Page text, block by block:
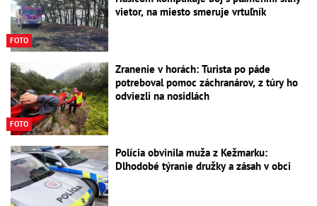
FOTO
vietor, na miesto smeruje vrtuľník
FOTO
Zranenie v horách: Turista po páde
potreboval pomoc záchranárov, z túry ho
odviezli na nosidlách
Polícia obvinila muža z Kežmarku:
Dlhodobé týranie družky a zásah v obci